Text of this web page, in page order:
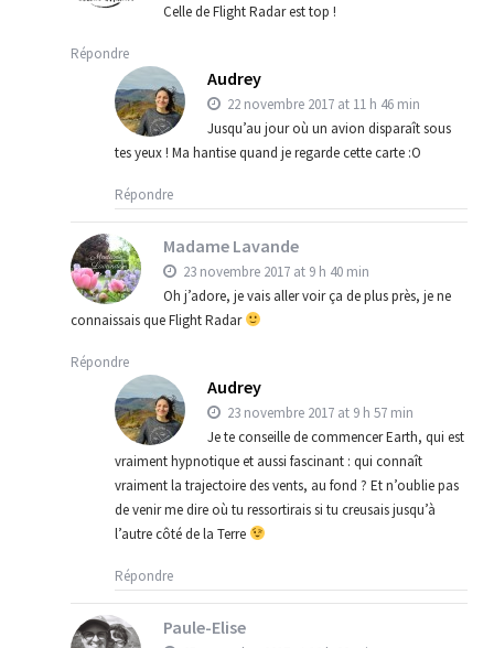
Celle de Flight Radar est top !
Répondre
Audrey
22 novembre 2017 at 11 h 46 min
Jusqu’au jour où un avion disparaît sous
tes yeux ! Ma hantise quand je regarde cette carte :O
Répondre
Madame Lavande
23 novembre 2017 at 9 h 40 min
Oh j’adore, je vais aller voir ça de plus près, je ne
connaissais que Flight Radar
Répondre
Audrey
23 novembre 2017 at 9 h 57 min
Je te conseille de commencer Earth, qui est
vraiment hypnotique et aussi fascinant : qui connaît
vraiment la trajectoire des vents, au fond ? Et n’oublie pas
de venir me dire où tu ressortirais si tu creusais jusqu’à
l’autre côté de la Terre
Répondre
Paule-Elise